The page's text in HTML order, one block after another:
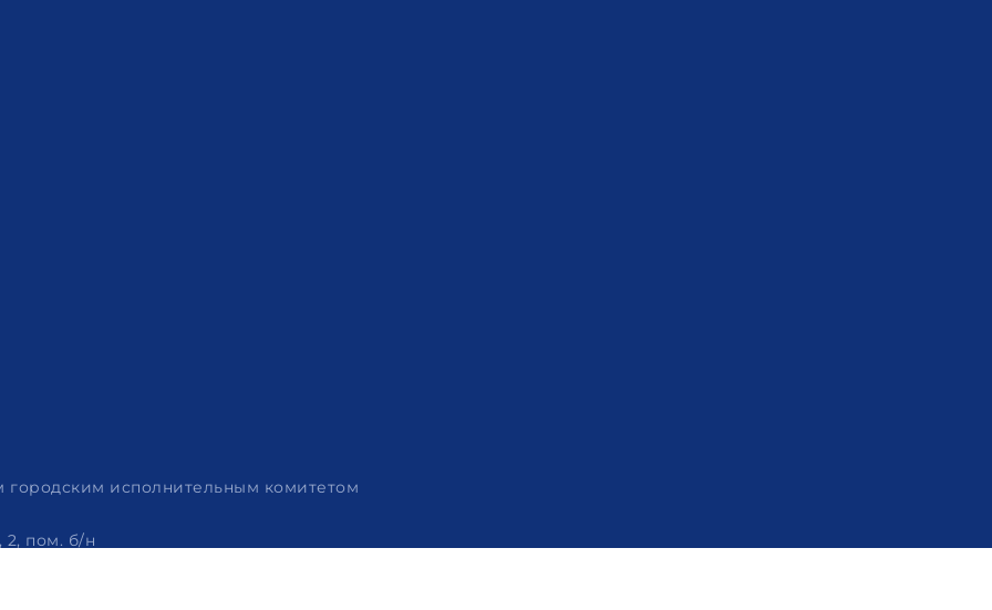
городским исполнительным комитетом
2, пом. б/н